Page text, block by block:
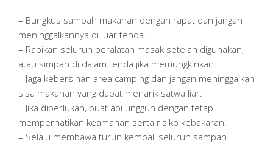
– Bungkus sampah makanan dengan rapat dan jangan
meninggalkannya di luar tenda.
– Rapikan seluruh peralatan masak setelah digunakan,
atau simpan di dalam tenda jika memungkinkan.
– Jaga kebersihan area camping dan jangan meninggalkan
sisa makanan yang dapat menarik satwa liar.
– Jika diperlukan, buat api unggun dengan tetap
memperhatikan keamanan serta risiko kebakaran.
– Selalu membawa turun kembali seluruh sampah